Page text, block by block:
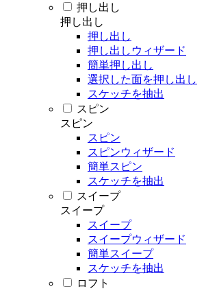
押し出し
押し出し
押し出し
押し出しウィザード
簡単押し出し
選択した面を押し出し
スケッチを抽出
スピン
スピン
スピン
スピンウィザード
簡単スピン
スケッチを抽出
スイープ
スイープ
スイープ
スイープウィザード
簡単スイープ
スケッチを抽出
ロフト